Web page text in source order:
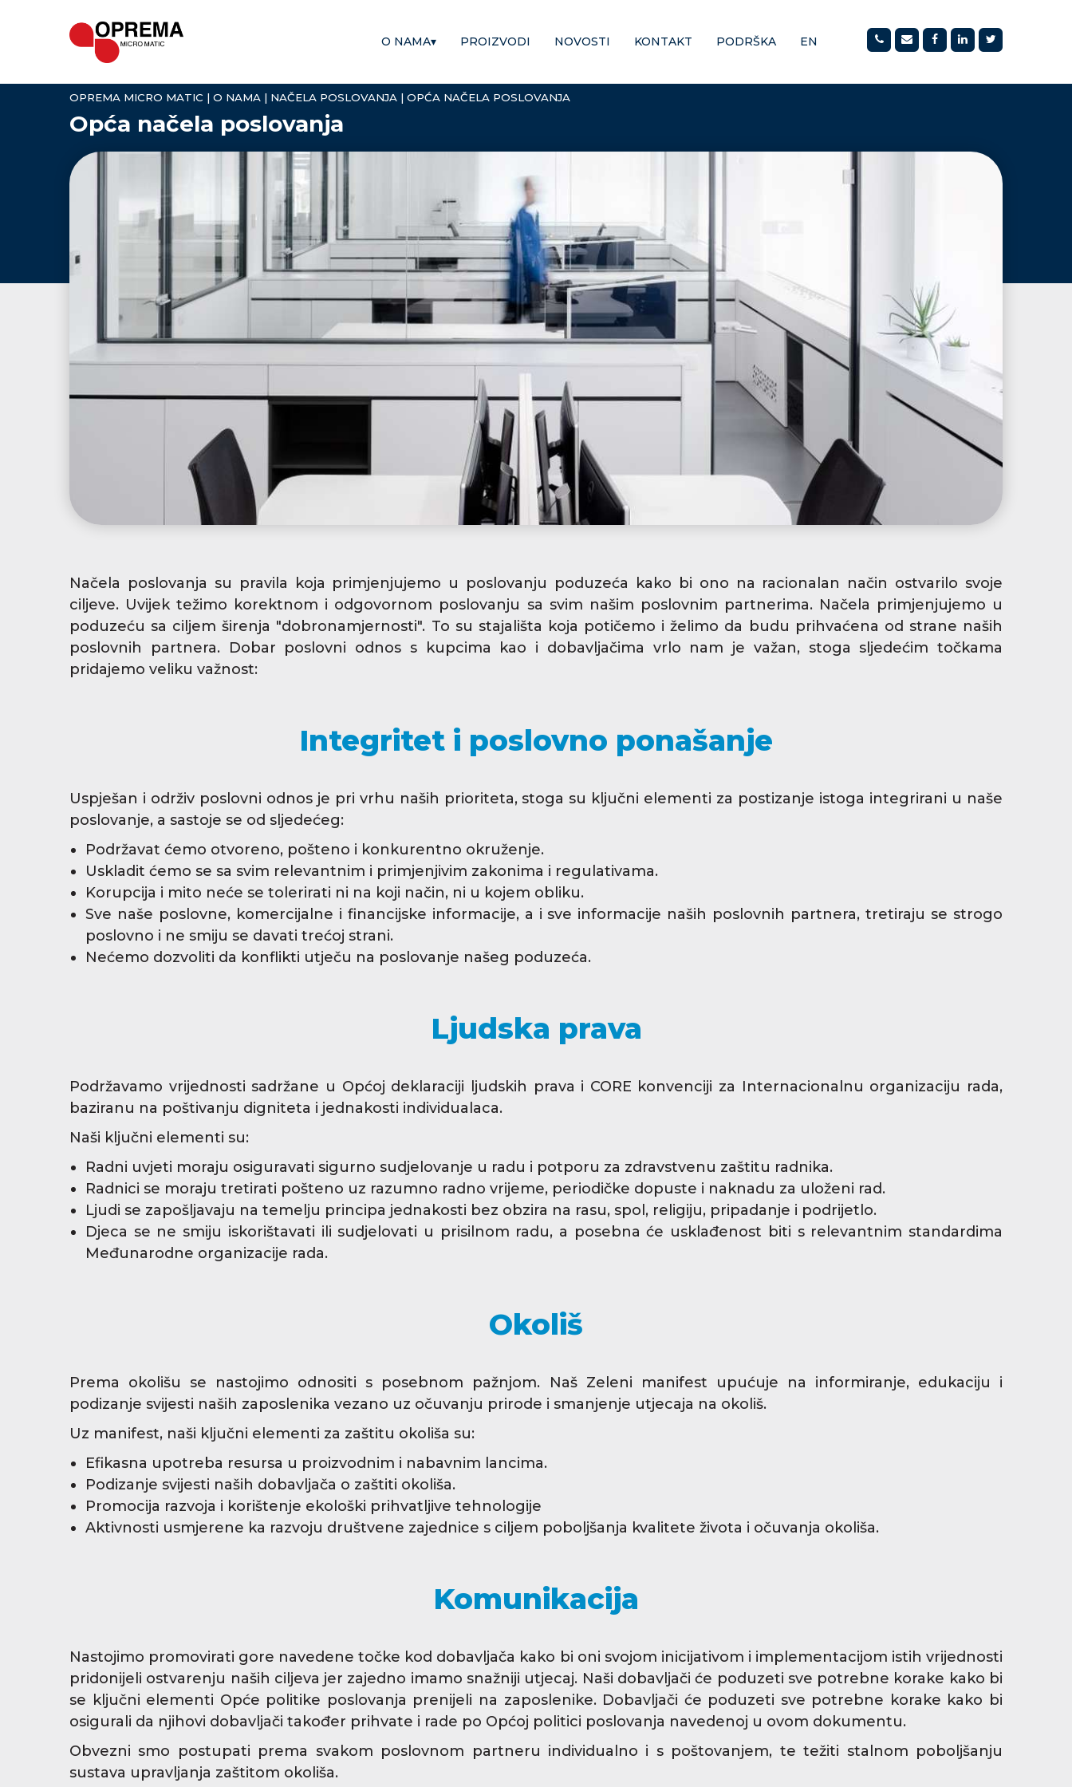
O NAMA▾ PROIZVODI NOVOSTI KONTAKT PODRŠKA EN
OPREMA MICRO MATIC | O NAMA | NAČELA POSLOVANJA | OPĆA NAČELA POSLOVANJA
Opća načela poslovanja
Načela poslovanja su pravila koja primjenjujemo u poslovanju poduzeća kako bi ono na racionalan način ostvarilo svoje
ciljeve. Uvijek težimo korektnom i odgovornom poslovanju sa svim našim poslovnim partnerima. Načela primjenjujemo u
poduzeću sa ciljem širenja "dobronamjernosti". To su stajališta koja potičemo i želimo da budu prihvaćena od strane naših
poslovnih partnera. Dobar poslovni odnos s kupcima kao i dobavljačima vrlo nam je važan, stoga sljedećim točkama
pridajemo veliku važnost:
Integritet i poslovno ponašanje
Uspješan i održiv poslovni odnos je pri vrhu naših prioriteta, stoga su ključni elementi za postizanje istoga integrirani u naše
poslovanje, a sastoje se od sljedećeg:
Podržavat ćemo otvoreno, pošteno i konkurentno okruženje.
Uskladit ćemo se sa svim relevantnim i primjenjivim zakonima i regulativama.
Korupcija i mito neće se tolerirati ni na koji način, ni u kojem obliku.
Sve naše poslovne, komercijalne i financijske informacije, a i sve informacije naših poslovnih partnera, tretiraju se strogo
poslovno i ne smiju se davati trećoj strani.
Nećemo dozvoliti da konflikti utječu na poslovanje našeg poduzeća.
Ljudska prava
Podržavamo vrijednosti sadržane u Općoj deklaraciji ljudskih prava i CORE konvenciji za Internacionalnu organizaciju rada,
baziranu na poštivanju digniteta i jednakosti individualaca.
Naši ključni elementi su:
Radni uvjeti moraju osiguravati sigurno sudjelovanje u radu i potporu za zdravstvenu zaštitu radnika.
Radnici se moraju tretirati pošteno uz razumno radno vrijeme, periodičke dopuste i naknadu za uloženi rad.
Ljudi se zapošljavaju na temelju principa jednakosti bez obzira na rasu, spol, religiju, pripadanje i podrijetlo.
Djeca se ne smiju iskorištavati ili sudjelovati u prisilnom radu, a posebna će usklađenost biti s relevantnim standardima
Međunarodne organizacije rada.
Okoliš
Prema okolišu se nastojimo odnositi s posebnom pažnjom. Naš Zeleni manifest upućuje na informiranje, edukaciju i
podizanje svijesti naših zaposlenika vezano uz očuvanju prirode i smanjenje utjecaja na okoliš.
Uz manifest, naši ključni elementi za zaštitu okoliša su:
Efikasna upotreba resursa u proizvodnim i nabavnim lancima.
Podizanje svijesti naših dobavljača o zaštiti okoliša.
Promocija razvoja i korištenje ekološki prihvatljive tehnologije
Aktivnosti usmjerene ka razvoju društvene zajednice s ciljem poboljšanja kvalitete života i očuvanja okoliša.
Komunikacija
Nastojimo promovirati gore navedene točke kod dobavljača kako bi oni svojom inicijativom i implementacijom istih vrijednosti
pridonijeli ostvarenju naših ciljeva jer zajedno imamo snažniji utjecaj. Naši dobavljači će poduzeti sve potrebne korake kako bi
se ključni elementi Opće politike poslovanja prenijeli na zaposlenike. Dobavljači će poduzeti sve potrebne korake kako bi
osigurali da njihovi dobavljači također prihvate i rade po Općoj politici poslovanja navedenoj u ovom dokumentu.
Obvezni smo postupati prema svakom poslovnom partneru individualno i s poštovanjem, te težiti stalnom poboljšanju
sustava upravljanja zaštitom okoliša.